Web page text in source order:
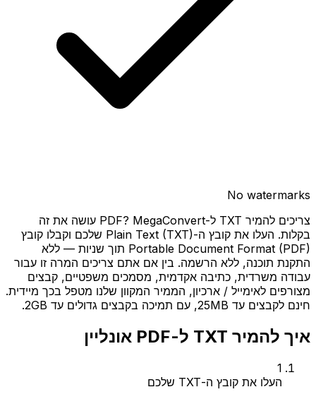
No watermarks
צריכים להמיר TXT ל-PDF? MegaConvert עושה את זה
בקלות. העלו את קובץ ה-Plain Text (TXT) שלכם וקבלו קובץ
Portable Document Format (PDF) תוך שניות — ללא
התקנת תוכנה, ללא הרשמה. בין אם אתם צריכים המרה זו עבור
עבודה משרדית, כתיבה אקדמית, מסמכים משפטיים, קבצים
מצורפים לאימייל / ארכיון, הממיר המקוון שלנו מטפל בכך מיידית.
חינם לקבצים עד 25MB, עם תמיכה בקבצים גדולים עד 2GB.
איך להמיר TXT ל-PDF אונליין
1
העלו את קובץ ה-TXT שלכם